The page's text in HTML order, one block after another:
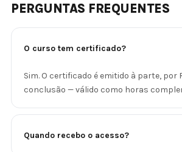
PERGUNTAS FREQUENTES
O curso tem certificado?
Sim. O certificado é emitido à parte, por
conclusão — válido como horas
Quando recebo o acesso?